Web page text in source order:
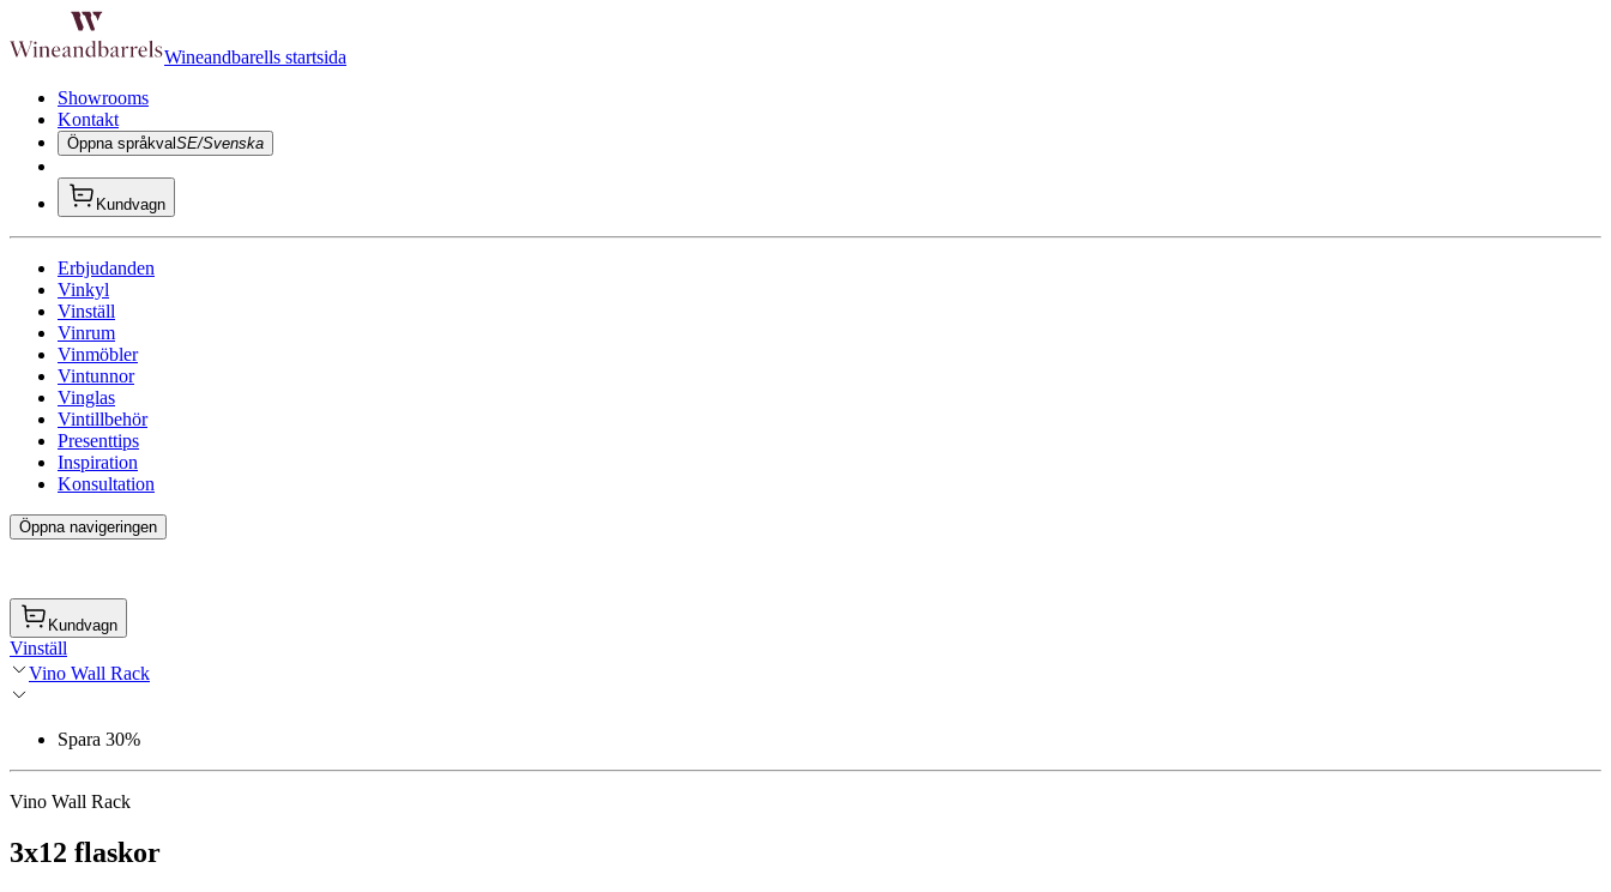
Wineandbarells startsida
Showrooms
Kontakt
Öppna språkvalSE/Svenska
Kundvagn
Erbjudanden
Vinkyl
Vinställ
Vinrum
Vinmöbler
Vintunnor
Vinglas
Vintillbehör
Presenttips
Inspiration
Konsultation
Öppna navigeringen
Kundvagn
Vinställ
Vino Wall Rack
Spara 30%
Vino Wall Rack
3x12 flaskor